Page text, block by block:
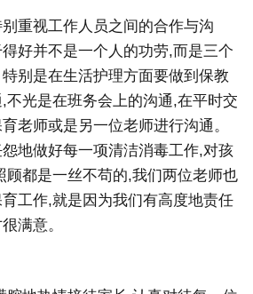
重视工作人员之间的合作与沟
好并不是一个人的功劳,而是三个
别是在生活护理方面要做到保教
不光是在班务会上的沟通,在平时交
老师或是另一位老师进行沟通。
地做好每一项清洁消毒工作,对孩
顾都是一丝不苟的,我们两位老师也
工作,就是因为我们有高度地责任
满意。